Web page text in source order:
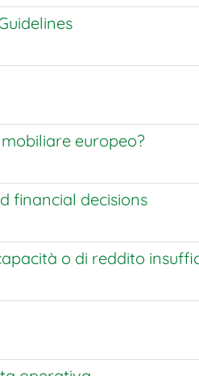
europeo?
financial decisions
o di reddito